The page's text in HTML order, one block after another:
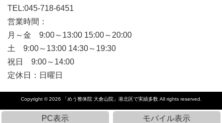
TEL:045-718-6451
営業時間：
月～金 9:00～13:00 15:00～20:00
土 9:00～13:00 14:30～19:30
祝日 9:00～14:00
定休日：日曜日
Copyright © 2026 「めう整体院 大倉山院」港北区で実績多数All rights reserved.
PC表示 モバイル表示